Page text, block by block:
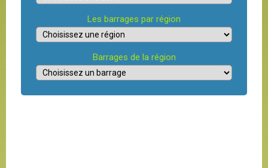
Les barrages par région
Barrages de la région